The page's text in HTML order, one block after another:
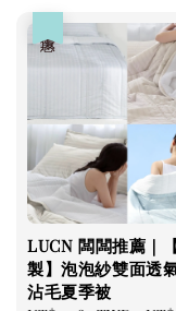
LUCN 闆闆推薦｜
製】泡泡紗雙面透
沾毛夏季被